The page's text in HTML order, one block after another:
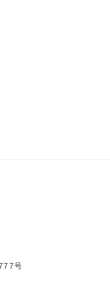
号